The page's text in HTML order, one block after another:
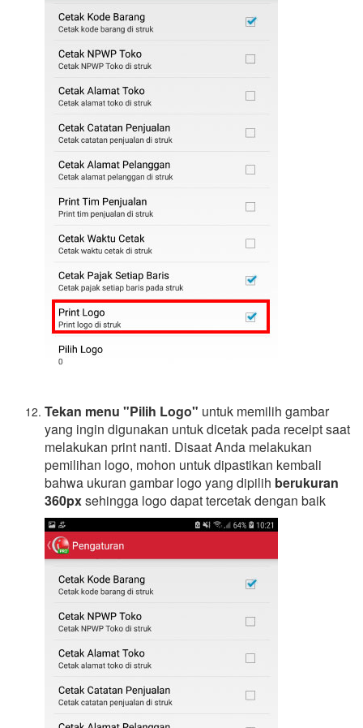
Tekan menu "Pilih Logo" untuk memilih gambar
yang ingin digunakan untuk dicetak pada receipt saat
melakukan print nanti. Disaat Anda melakukan
pemilihan logo, mohon untuk dipastikan kembali
bahwa ukuran gambar logo yang dipilih berukuran
360pxsehingga logo dapat tercetak dengan baik